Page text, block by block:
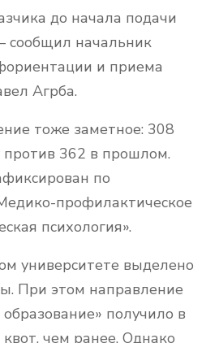
до начала подачи
сообщил начальник
и приема
Агрба.
тоже заметное: 308
против 362 в прошлом.
по
профилактическое
психология».
университете выделено
При этом направление
образование» получило в
чем ранее. Однако